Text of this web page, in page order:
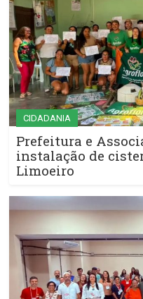
CIDADANIA
Prefeitura e
instalação de
Limoeiro